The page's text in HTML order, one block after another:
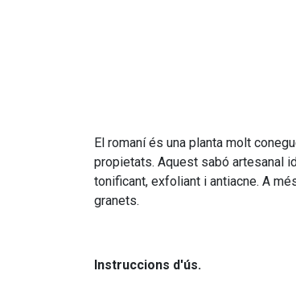
El romaní és una planta molt
propietats. Aquest sabó artesanal
tonificant, exfoliant i antiacne. A
granets.
Instruccions d'ús.